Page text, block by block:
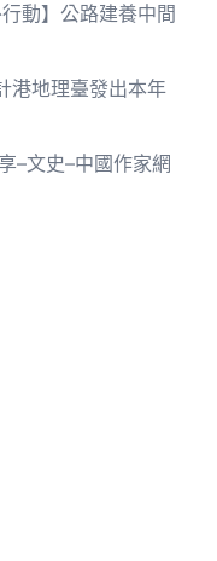
動】公路建養中間
港地理臺發出本年
–文史–中國作家網